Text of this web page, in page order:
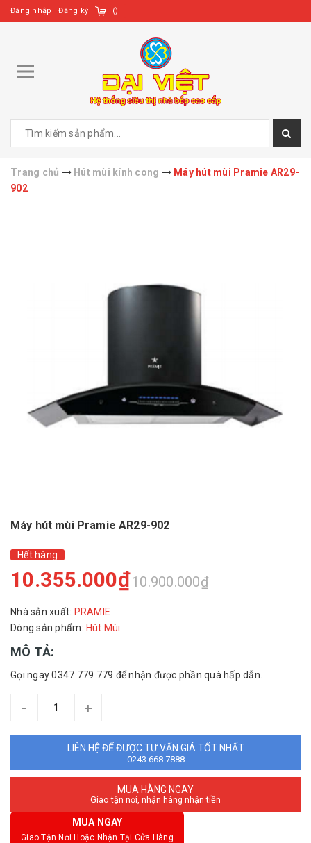
Đăng nhập Đăng ký ()
Trang chủ Hút mùi kính cong
Máy hút mùi Pramie AR29-
902
Máy hút mùi Pramie AR29-902
Hết hàng
10.355.000₫10.900.000₫
Nhà sản xuất: PRAMIE
Dòng sản phẩm: Hút Mùi
MÔ TẢ:
Gọi ngay 0347 779 779 để nhận được phần quà hấp dẫn.
- +
LIÊN HỆ ĐỂ ĐƯỢC TƯ VẤN GIÁ TỐT NHẤT
0243.668.7888
MUA HÀNG NGAY
Giao tận nơi, nhận hàng nhận tiền
MUA NGAY
Giao Tận Nơi Hoặc Nhận Tại Cửa Hàng